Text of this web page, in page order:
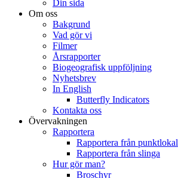
Din sida
Om oss
Bakgrund
Vad gör vi
Filmer
Årsrapporter
Biogeografisk uppföljning
Nyhetsbrev
In English
Butterfly Indicators
Kontakta oss
Övervakningen
Rapportera
Rapportera från punktlokal
Rapportera från slinga
Hur gör man?
Broschyr